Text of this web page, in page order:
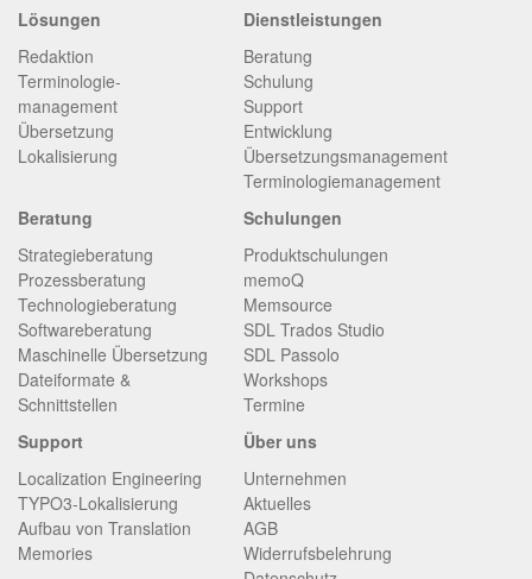
Lösungen
Redaktion
Terminologie­
management
Übersetzung
Lokalisierung
Dienstleistungen
Beratung
Schulung
Support
Entwicklung
Übersetzungsmanagement
Terminologiemanagement
Beratung
Strategieberatung
Prozessberatung
Technologieberatung
Softwareberatung
Maschinelle Übersetzung
Dateiformate &
Schnittstellen
Schulungen
Produktschulungen
memoQ
Memsource
SDL Trados Studio
SDL Passolo
Workshops
Termine
Support
Localization Engineering
TYPO3-Lokalisierung
Aufbau von Translation
Memories
Über uns
Unternehmen
Aktuelles
AGB
Widerrufsbelehrung